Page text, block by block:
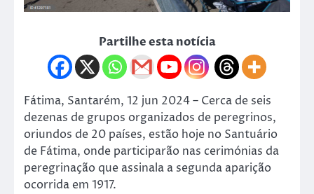
Partilhe esta notícia
Fátima, Santarém, 12 jun 2024 – Cerca de seis
dezenas de grupos organizados de peregrinos,
oriundos de 20 países, estão hoje no Santuário
de Fátima, onde participarão nas cerimónias da
peregrinação que assinala a segunda aparição
ocorrida em 1917.